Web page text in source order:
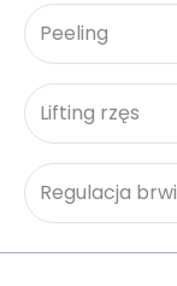
Peeling
Lifting rzęs
Regulacja brwi